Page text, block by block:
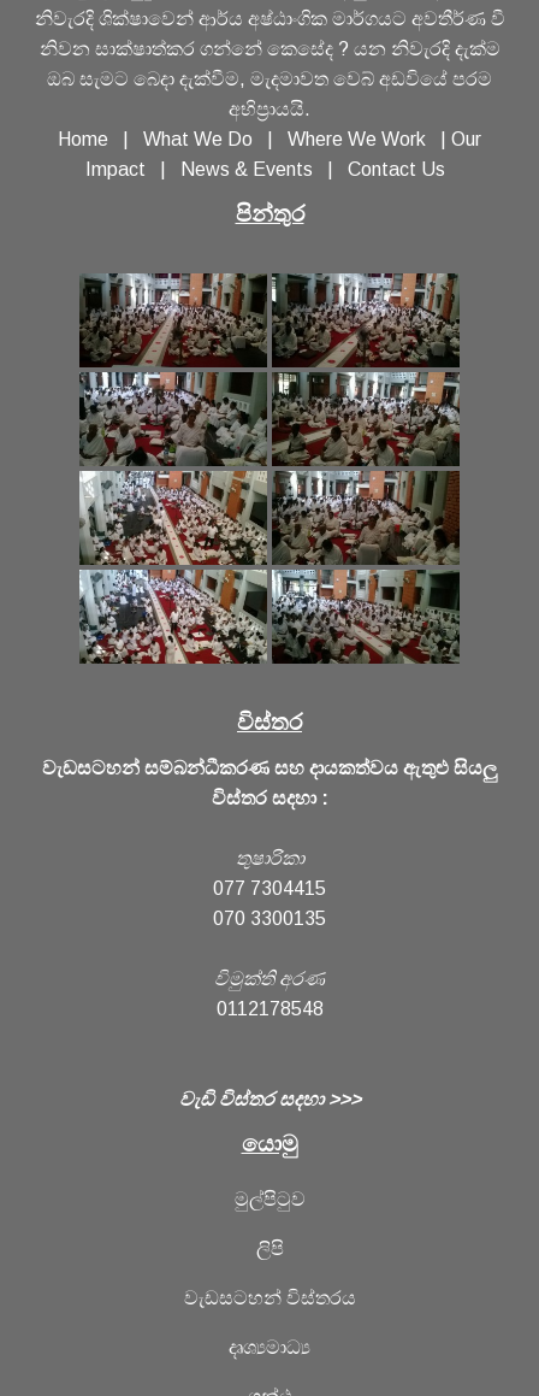
නිවැරදි ශික්ෂාවෙන් ආර්ය අෂ්ඨාංගික මාර්ගයට අවතීර්ණ වී
නිවන සාක්ෂාත්කර ගන්නේ කෙසේද ? යන නිවැරදි දැක්ම
ඔබ සැමට බෙදා දැක්වීම, මැදමාවත වෙබ් අඩවියේ පරම
අභිප්‍රායයි.
Home
What We Do Where We Work
Our
Impact
News & Events Contact Us
පින්තුර
විස්තර
වැඩසටහන් සම්බන්ධීකරණ සහ දායකත්වය ඇතුළු සියලු
විස්තර සදහා :
තුෂාරිකා
077 7304415
070 3300135
විමුක්ති අරණ
0112178548
වැඩි විස්තර සදහා >>>
යොමු
මුල්පිටුව
ලිපි
වැඩසටහන් විස්තරය
දෘශ්‍යමාධ්‍ය